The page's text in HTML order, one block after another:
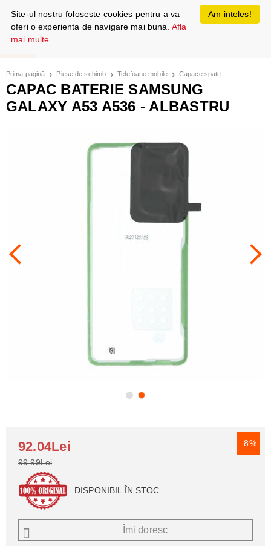
Prima pagină Piese de schimb Telefoane mobile Capace spate
CAPAC BATERIE SAMSUNG
GALAXY A53 A536 - ALBASTRU
-8%
92.04Lei
99.99Lei
DISPONIBIL ÎN STOC
Îmi doresc
Am inteles!
Site-ul nostru foloseste cookies pentru a va
oferi o experienta de navigare mai buna. Afla
mai multe